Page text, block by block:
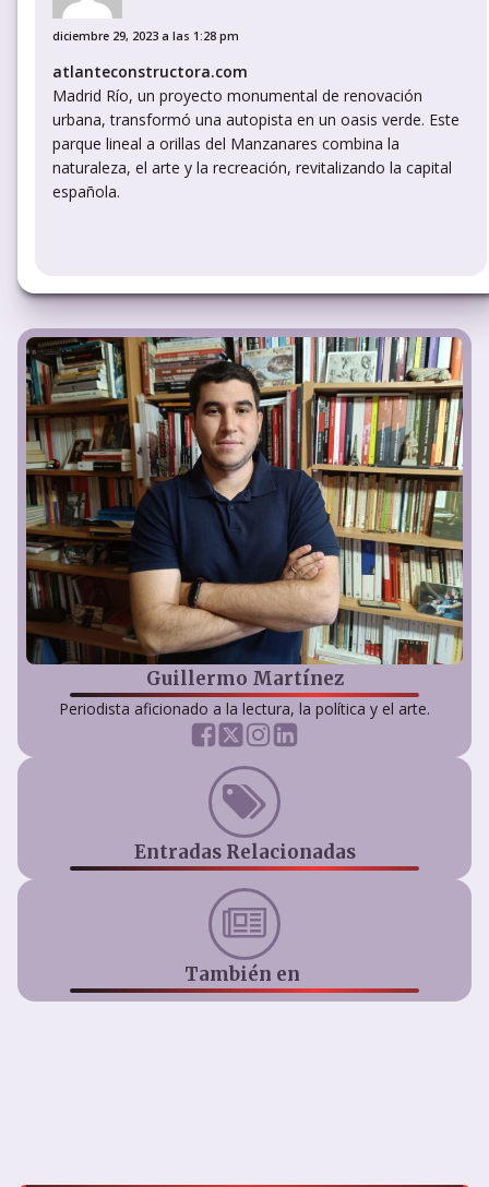
diciembre 29, 2023 a las 1:28 pm
atlanteconstructora.com
Madrid Río, un proyecto monumental de renovación
urbana, transformó una autopista en un oasis verde. Este
parque lineal a orillas del Manzanares combina la
naturaleza, el arte y la recreación, revitalizando la capital
española.
Guillermo Martínez
Periodista aficionado a la lectura, la política y el arte.
Entradas Relacionadas
También en